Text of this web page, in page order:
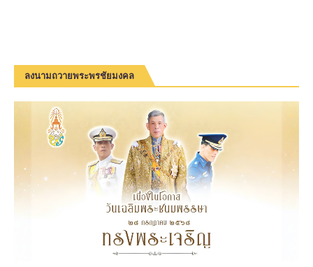
ลงนามถวายพระพรชัยมงคล